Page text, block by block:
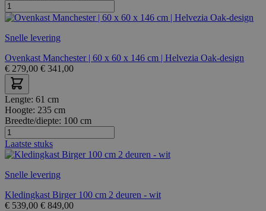
Snelle levering
Ovenkast Manchester | 60 x 60 x 146 cm | Helvezia Oak-design
€ 279,00 € 341,00
Lengte: 61 cm
Hoogte: 235 cm
Breedte/diepte: 100 cm
Laatste stuks
Snelle levering
Kledingkast Birger 100 cm 2 deuren - wit
€ 539,00 € 849,00